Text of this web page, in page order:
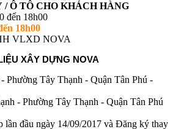
Ô TÔ CHO KHÁCH HÀNG
18h00
VLXD NOVA
XÂY DỰNG NOVA
Phường Tây Thạnh - Quận Tân Phú -
- Phường Tây Thạnh - Quận Tân Phú
lần đầu ngày 14/09/2017 và Đăng ký thay